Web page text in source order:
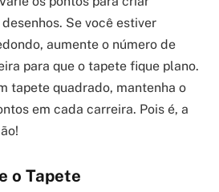
Se você estiver
aumente o número de
para que o tapete fique plano.
tapete quadrado, mantenha o
em cada carreira. Pois é, a
o Tapete